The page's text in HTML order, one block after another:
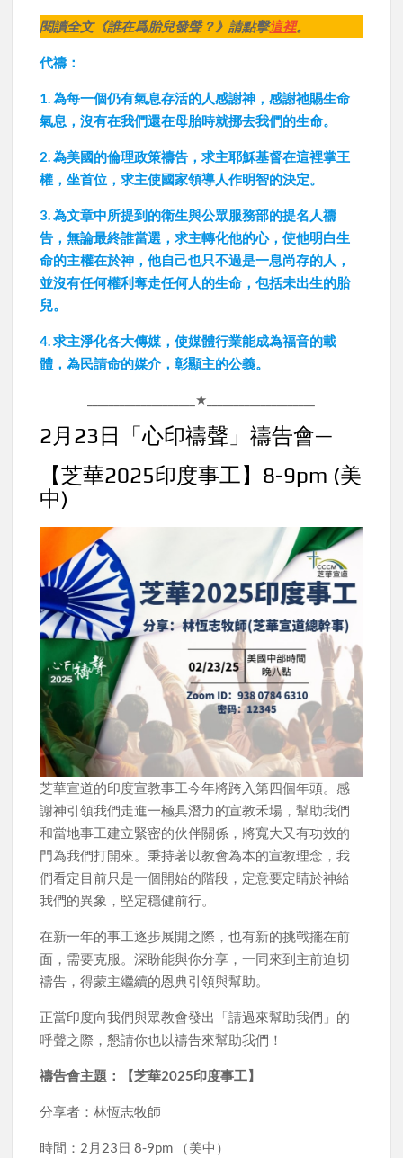
閱讀全文《誰在爲胎兒發聲？》請點擊這裡。
代禱：
1. 為每一個仍有氣息存活的人感謝神，感謝祂賜生命
氣息，沒有在我們還在母胎時就挪去我們的生命。
2. 為美國的倫理政策禱告，求主耶穌基督在這裡掌王
權，坐首位，求主使國家領導人作明智的決定。
3. 為文章中所提到的衛生與公眾服務部的提名人禱
告，無論最終誰當選，求主轉化他的心，使他明白生
命的主權在於神，他自己也只不過是一息尚存的人，
並沒有任何權利奪走任何人的生命，包括未出生的胎
兒。
4. 求主淨化各大傳媒，使媒體行業能成為福音的載
體，為民請命的媒介，彰顯主的公義。
____________________★____________________
2月23日「心印禱聲」禱告會—
【芝華2025印度事工】8-9pm (美
中)
芝華宣道的印度宣教事工今年將跨入第四個年頭。感
謝神引領我們走進一極具潛力的宣教禾場，幫助我們
和當地事工建立緊密的伙伴關係，將寬大又有功效的
門為我們打開來。秉持著以教會為本的宣教理念，我
們看定目前只是一個開始的階段，定意要定睛於神給
我們的異象，堅定穩健前行。
在新一年的事工逐步展開之際，也有新的挑戰擺在前
面，需要克服。深盼能與你分享，一同來到主前迫切
禱告，得蒙主繼續的恩典引領與幫助。
正當印度向我們與眾教會發出「請過來幫助我們」的
呼聲之際，懇請你也以禱告來幫助我們！
禱告會主題：【芝華2025印度事工】
分享者：林恆志牧師
時間：2月23日 8-9pm （美中）